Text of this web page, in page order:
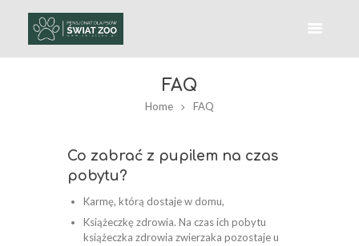
FAQ
Home FAQ
Co zabrać z pupilem na czas
pobytu?
Karmę, którą dostaje w domu,
Książeczkę zdrowia. Na czas ich pobytu
książeczka zdrowia zwierzaka pozostaje u